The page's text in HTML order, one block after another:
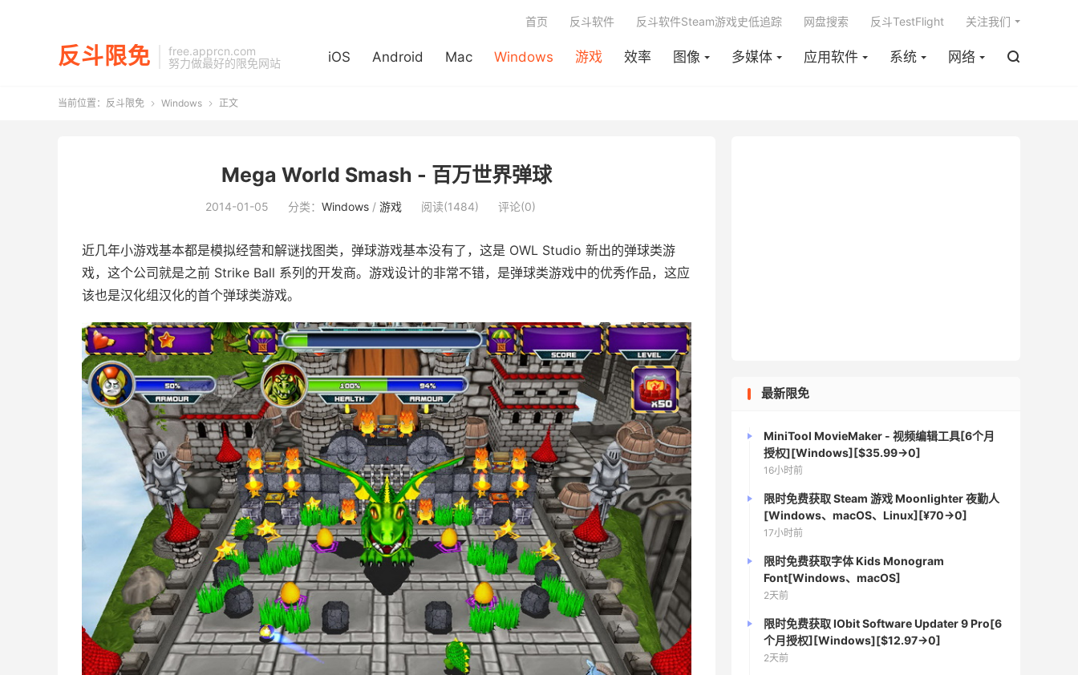
反斗限免
free.apprcn.com
努力做最好的限免网站
iOS Android Mac Windows 游戏 效率 图像 多媒体 应用软件 系统 网络 
首页 反斗软件 反斗软件Steam游戏史低追踪 网盘搜索 反斗TestFlight 关注我们
当前位置： 反斗限免  Windows  正文
Mega World Smash - 百万世界弹球
2014-01-05 分类： Windows / 游戏 阅读(1484) 评论(0)
近几年小游戏基本都是模拟经营和解谜找图类，弹球游戏基本没有了，这是 OWL Studio 新出的弹球类游
戏，这个公司就是之前 Strike Ball 系列的开发商。游戏设计的非常不错，是弹球类游戏中的优秀作品，这应
该也是汉化组汉化的首个弹球类游戏。
最新限免
MiniTool MovieMaker - 视频编辑工具[6个月
授权][Windows][$35.99→0]
16小时前
限时免费获取 Steam 游戏 Moonlighter 夜勤人
[Windows、macOS、Linux][¥70→0]
17小时前
限时免费获取字体 Kids Monogram
Font[Windows、macOS]
2天前
限时免费获取 IObit Software Updater 9 Pro[6
个月授权][Windows][$12.97→0]
2天前